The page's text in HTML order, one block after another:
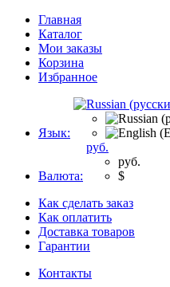
Главная
Каталог
Мои заказы
Корзина
Избранное
Язык:
Валюта:
руб.
руб.
$
Как сделать заказ
Как оплатить
Доставка товаров
Гарантии
Контакты